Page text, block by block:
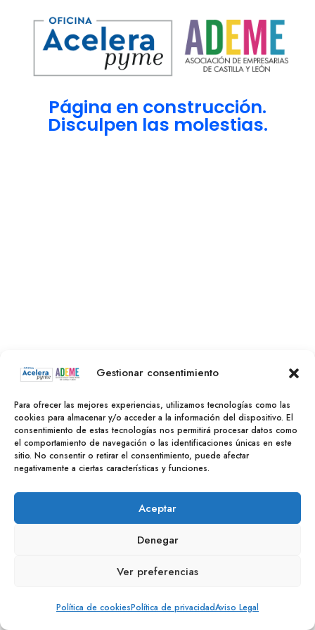
Gestionar consentimiento
Para ofrecer las mejores experiencias, utilizamos tecnologías como las
cookies para almacenar y/o acceder a la información del dispositivo. El
consentimiento de estas tecnologías nos permitirá procesar datos como
el comportamiento de navegación o las identificaciones únicas en este
sitio. No consentir o retirar el consentimiento, puede afectar
negativamente a ciertas características y funciones.
Aceptar
Denegar
Ver preferencias
Política de cookiesPolítica de privacidadAviso Legal
Página en construcción.
Disculpen las molestias.